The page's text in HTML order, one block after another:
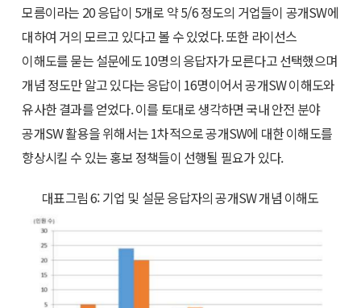
모름이라는 20 응답이 5개로 약 5/6 정도의 거업들이 공개SW에
대하여 거의 모르고 있다고 볼 수 있었다. 또한 라이선스
이해도를 묻는 설문에도 10명의 응답자가 모른다고 선택했으며
개념 정도만 알고 있다는 응답이 16명이어서 공개SW 이해도와
유사한 결과를 얻었다. 이를 토대로 생각하면 국내 안전 분야
공개SW 활용을 위해서는 1차적으로 공개SW에 대한 이해도를
향상시킬 수 있는 홍보 정책들이 선행될 필요가 있다.
대표그림 6: 기업 및 설문 응답자의 공개SW 개념 이해도